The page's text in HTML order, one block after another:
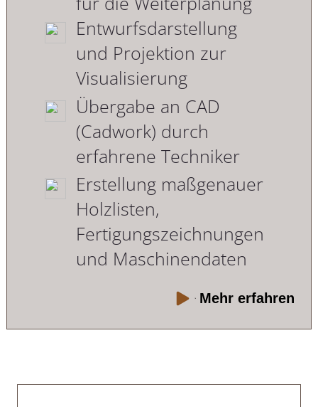
Entwurfsdarstellung
und Projektion zur
Visualisierung
Übergabe an CAD
(Cadwork) durch
erfahrene Techniker
Erstellung maßgenauer
Holzlisten,
Fertigungszeichnungen
und Maschinendaten
Mehr erfahren